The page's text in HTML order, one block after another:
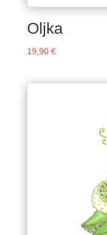
Oljka
19,90 €